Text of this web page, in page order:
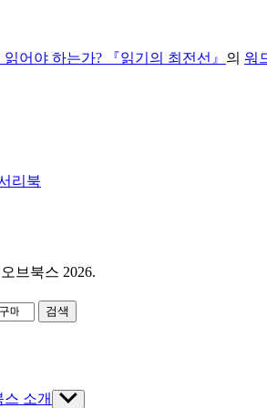
읽어야 하는가? 『읽기의 최전선』 의 워
리북
브북스 2026.
소개
Show